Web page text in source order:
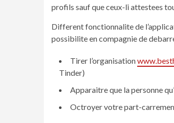
profils sauf que ceux-li attestees
Different fonctionnalite de
possibilite en compagnie de
Tirer l’organisation
Tinder)
Apparaitre que la personne
Octroyer votre part-